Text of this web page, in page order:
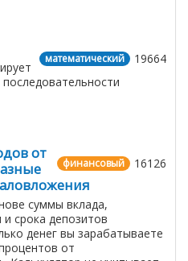
19664
математический
16126
финансовый
от
суммы вклада,
срока депозитов
денег вы зарабатываете
от